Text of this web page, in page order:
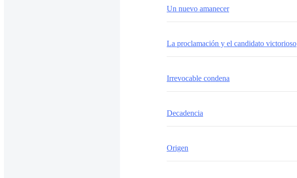
Un nuevo amanecer
La proclamación y el candidato victorioso
Irrevocable condena
Decadencia
Origen